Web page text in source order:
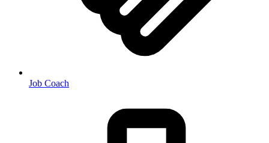
Job Coach